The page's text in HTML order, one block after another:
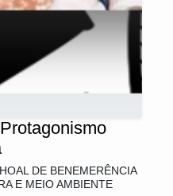
DE BENEMERÊNCIA
E MEIO AMBIENTE